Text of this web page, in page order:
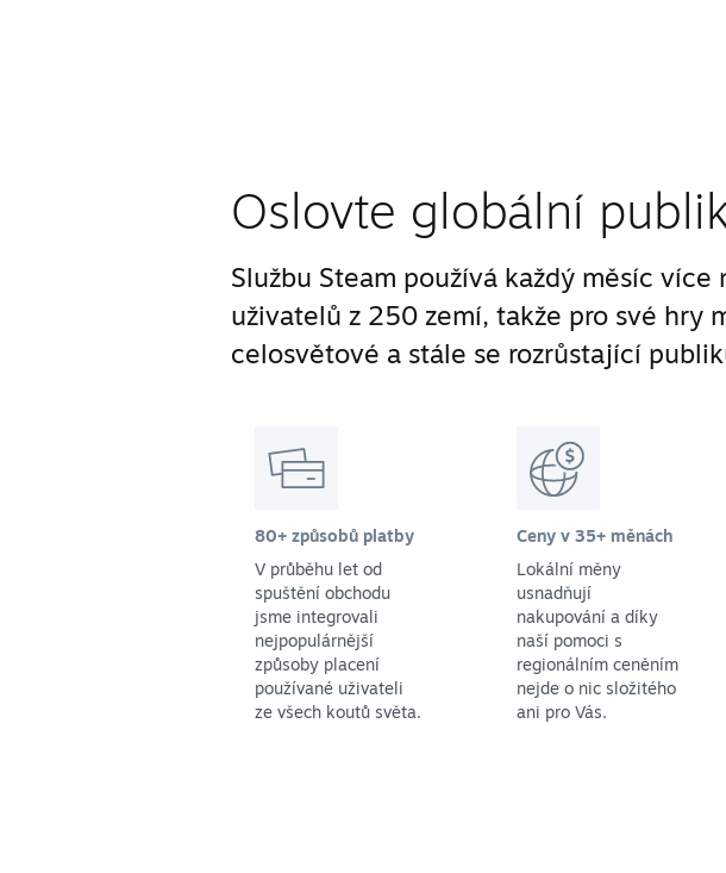
Oslovte globální
Službu Steam používá každý měsíc více
uživatelů z 250 zemí, takže pro své hry
celosvětové a stále se rozrůstající
80+ způsobů platby
V průběhu let od
spuštění obchodu
jsme integrovali
nejpopulárnější
způsoby placení
používané uživateli
ze všech koutů světa.
Ceny v 35+ měnách
Lokální měny
usnadňují
nakupování a díky
naší pomoci s
regionálním ceněním
nejde o nic složitého
ani pro Vás.